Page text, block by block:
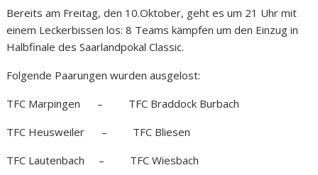
Bereits am Freitag, den 10.Oktober, geht es um 21 Uhr mit
einem Leckerbissen los: 8 Teams kämpfen um den Einzug in
Halbfinale des Saarlandpokal Classic.
Folgende Paarungen wurden ausgelost:
TFC Marpingen – TFC Braddock Burbach
TFC Heusweiler – TFC Bliesen
TFC Lautenbach – TFC Wiesbach